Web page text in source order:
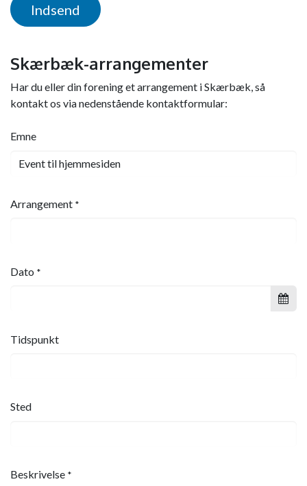
Indsend
Skærbæk-arrangementer
Har du eller din forening et arrangement i Skærbæk, så
kontakt os via nedenstående kontaktformular:
Emne
Arrangement *
Dato *
Tidspunkt
Sted
Beskrivelse *